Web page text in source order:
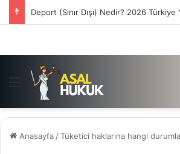
Deport (Sınır Dışı) Nedir? 2026 Türkiye
Menü
Anasayfa /Tüketici haklarına hangi